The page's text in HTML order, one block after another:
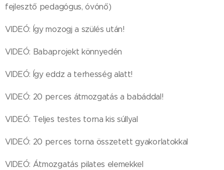
fejlesztő pedagógus, óvónő)
VIDEÓ: Így mozogj a szülés után!
VIDEÓ: Babaprojekt könnyedén
VIDEÓ: Így eddz a terhesség alatt!
VIDEÓ: 20 perces átmozgatás a babáddal!
VIDEÓ: Teljes testes torna kis súllyal
VIDEÓ: 20 perces torna összetett gyakorlatokkal
VIDEÓ: Átmozgatás pilates elemekkel